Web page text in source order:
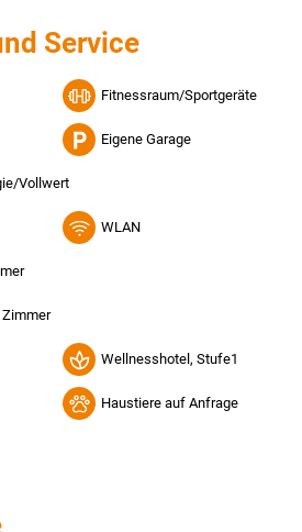
Service
Fitnessraum/Sportgeräte
Eigene Garage
Vollwert
WLAN
Wellnesshotel, Stufe1
Haustiere auf Anfrage